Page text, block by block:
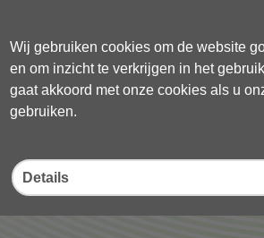
Wij gebruiken cookies om de website
en om inzicht te verkrijgen in het
gaat akkoord met onze cookies als u
gebruiken.
Details
Deel deze pagina